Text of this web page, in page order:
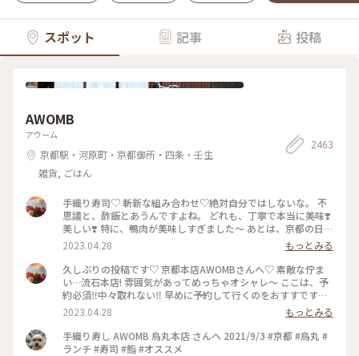
スポット 記事 投稿
AWOMB
アウーム
京都駅・河原町・京都御所・四条・壬生
雑貨, ごはん
2463
手織り寿司♡ 斬新な組み合わせ♡絶対自分ではしないな。 不
思議と、酢飯とあうんですよね。 どれも、丁寧で本当に美味❣️
美しい❣️ 特に、鴨肉が美味しすぎました〜 あとは、京都の日本
酒🍶♡ 素敵時間でした〜 #わたしのことりっぷ旅 #AWOMB #
京都 #烏丸本店 #手織り寿司
2023.04.28
もっとみる
久しぶりの投稿です♡ 京都本店AWOMBさんへ♡ 素敵な佇ま
い…流石本店! 雰囲気があってめっちゃオシャレ〜 ここは、予
約必須‼︎中々取れない‼︎ 早めに予約して行くのをおすすです♡
GW人すごそうですね… #京都 #AWOMB #烏丸本店 #手織り寿
司
2023.04.28
もっとみる
手織り寿し AWOMB 烏丸本店 さんへ 2021/9/3 #京都 #烏丸 #
ランチ #寿司 #鮨 #オススメ